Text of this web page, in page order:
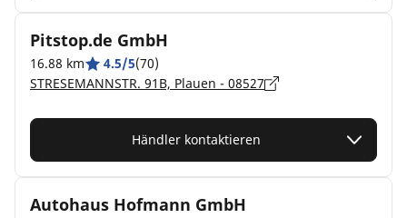
Pitstop.de GmbH
16.88 km 4.5/5(70)
STRESEMANNSTR. 91B, Plauen - 08527
Händler kontaktieren
Autohaus Hofmann GmbH